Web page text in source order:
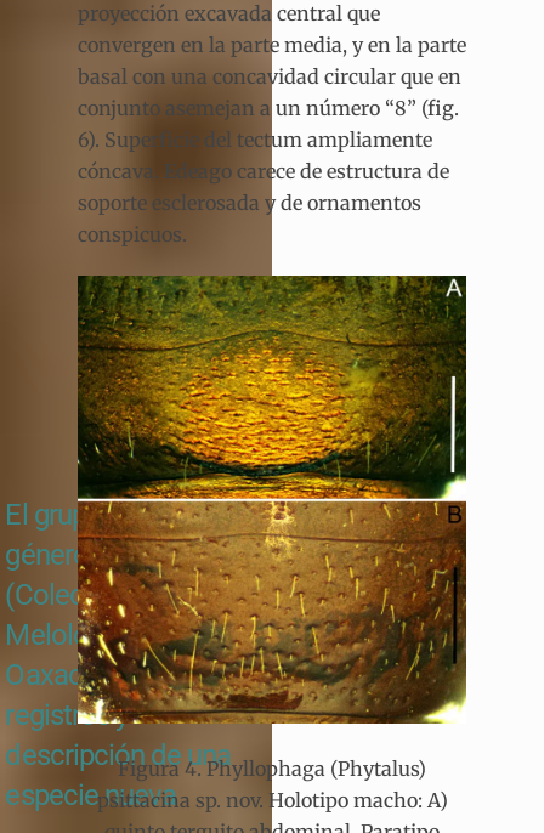
El grupo pallida del
género Phyllophaga
(Coleoptera:
Melolonthidae) en
Oaxaca: nuevos
registros y
descripción de una
especie nueva
proyección excavada central que
convergen en la parte media, y en la parte
basal con una concavidad circular que en
conjunto asemejan a un número “8” (fig.
6). Superficie del tectum ampliamente
cóncava. Edeago carece de estructura de
soporte esclerosada y de ornamentos
conspicuos.
Figura 4. Phyllophaga (Phytalus)
psittacina sp. nov. Holotipo macho: A)